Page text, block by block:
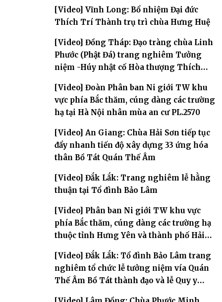
[Video] Vĩnh Long: Bổ nhiệm Đại đức
Thích Trí Thành trụ trì chùa Hưng Huệ
[Video] Đồng Tháp: Đạo tràng chùa Linh
Phước (Phật Đá) trang nghiêm Tưởng
niệm -Húy nhật cố Hòa thượng Thích
[Video] Đoàn Phân ban Ni giới TW khu
vực phía Bắc thăm, cúng dàng các trường
hạ tại Hà Nội nhân mùa an cư PL.2570
[Video] An Giang: Chùa Hải Sơn tiếp tục
đẩy nhanh tiến độ xây dựng 33 ứng hóa
thân Bồ Tát Quán Thế Âm
[Video] Đắk Lắk: Trang nghiêm lễ hằng
thuận tại Tổ đình Bảo Lâm
[Video] Phân ban Ni giới TW khu vực
phía Bắc thăm, cúng dàng các trường hạ
thuộc tỉnh Hưng Yên và thành phố Hải
[Video] Đắk Lắk: Tổ đình Bảo Lâm trang
nghiêm tổ chức lễ tưởng niệm vía Quán
Thế Âm Bồ Tát thành đạo và lễ Quy y